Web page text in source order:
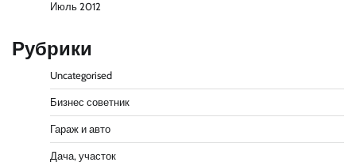
Июль 2012
Рубрики
Uncategorised
Бизнес советник
Гараж и авто
Дача, участок